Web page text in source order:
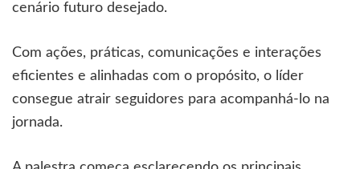
cenário futuro desejado.
Com ações, práticas, comunicações e interações
eficientes e alinhadas com o propósito, o líder
consegue atrair seguidores para acompanhá-lo na
jornada.